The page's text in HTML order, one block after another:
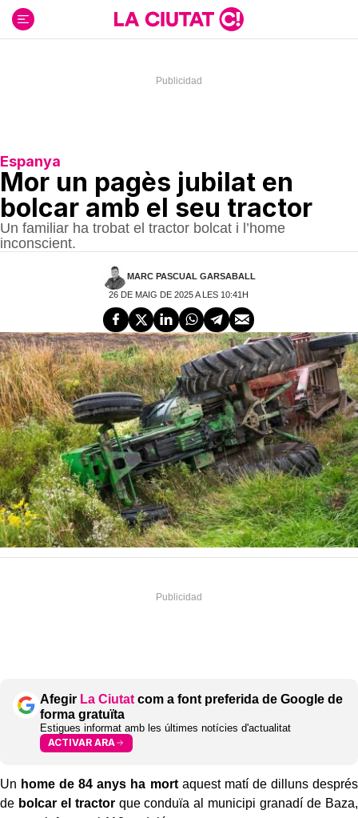
contenido
Espanya
Mor un pagès jubilat en
bolcar amb el seu tractor
Un familiar ha trobat el tractor bolcat i l’home
inconscient.
MARC PASCUAL GARSABALL
26 DE MAIG DE 2025 A LES 10:41H
Afegir La Ciutat com a font preferida de Google de
forma gratuïta
Estigues informat amb les últimes notícies d'actualitat
ACTIVAR ARA
Un home de 84 anys ha mortaquest matí de dilluns després
de bolcar el tractorque conduïa al municipi granadí de Baza,